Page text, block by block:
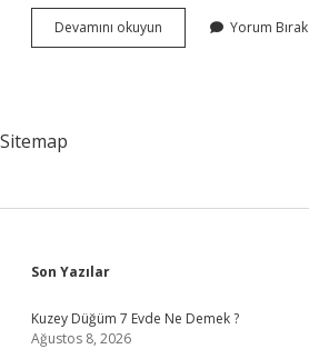
Devamını okuyun
260
Yorum Bırak
Sitemap
Sidebar
Son Yazılar
Kuzey Düğüm 7 Evde Ne Demek ?
Ağustos 8, 2026